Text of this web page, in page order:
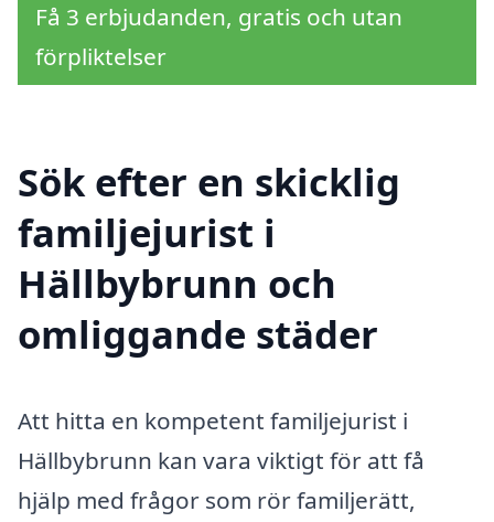
Få 3 erbjudanden, gratis och utan
förpliktelser
Sök efter en skicklig
familjejurist i
Hällbybrunn och
omliggande städer
Att hitta en kompetent familjejurist i
Hällbybrunn kan vara viktigt för att få
hjälp med frågor som rör familjerätt,